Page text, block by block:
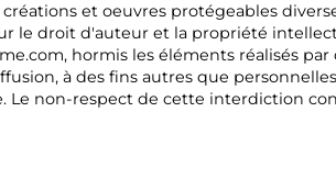
et oeuvres protégeables
le droit d'auteur et la propriété
hormis les éléments réalisés
à des fins autres que
non-respect de cette interdiction